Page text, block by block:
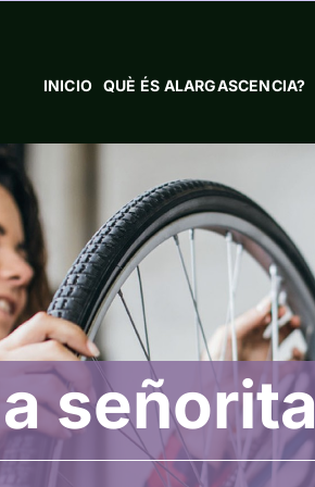
INICIO QUÈ ÉS ALARGASCENCIA?
señorita